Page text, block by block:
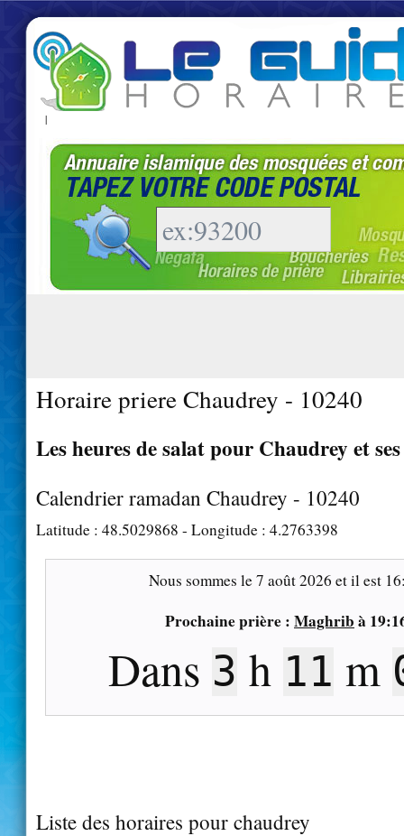
|
Horaire priere Chaudrey - 10240
Les heures de salat pour Chaudrey et
Calendrier ramadan Chaudrey - 10240
Latitude : 48.5029868 - Longitude : 4.2763398
Nous sommes le7 août 2026 et il est
Prochaine prière : Maghrib à
Dans 3h10m
Liste des horaires pour chaudrey